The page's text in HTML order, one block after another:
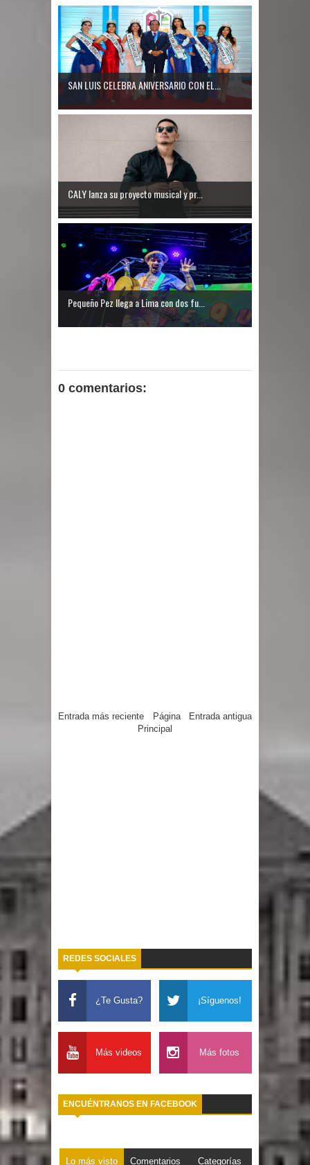
SAN LUIS CELEBRA ANIVERSARIO CON EL...
CALY lanza su proyecto musical y pr...
Pequeño Pez llega a Lima con dos fu...
0 comentarios:
Entrada más reciente Entrada antigua
Página
Principal
REDES SOCIALES
¿Te Gusta? ¡Síguenos!
Más videos Más fotos
ENCUÉNTRANOS EN FACEBOOK
Lo más visto Comentarios Categorías